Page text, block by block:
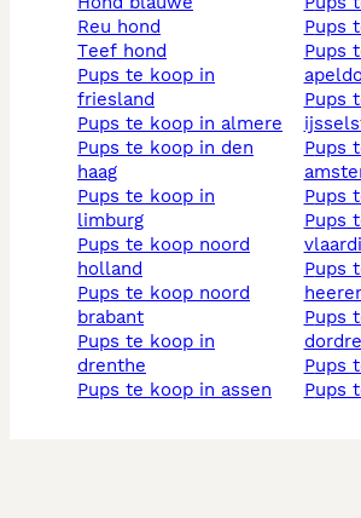
reu hond
teef hond
pups te koop in
friesland
pups te koop in almere
pups te koop in den
haag
pups te koop in
limburg
pups te koop noord
holland
pups te koop noord
brabant
pups te koop in
drenthe
pups te koop in assen
pups
pups te koop in
pups te koop in
pups te koop in
pups
pups te koop in
pups te koop in
pups te koop in
pups
pups